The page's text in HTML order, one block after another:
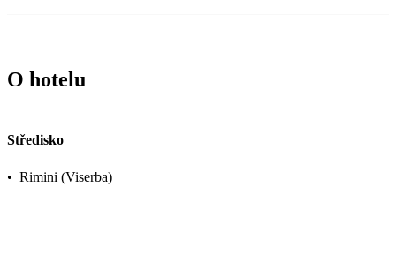
O hotelu
Středisko
• Rimini (Viserba)